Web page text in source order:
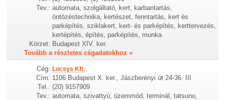
Tev.: automata, szolgáltató, kert, karbantartás,
öntözéstechnika, kertészet, fenntartás, kert és
parképítés, sziklakert, kert- és parképítés, kerttervezés,
kertépítés, építés, parképítés, munka
Körzet: Budapest XIV. ker.
Tovább a részletes cégadatokhoz »
Cég: Locsys Kft.
Cím: 1106 Budapest X. ker., Jászberényi út 24-36. III
Tel.: (20) 9157909
Tev.: automata, szivattyú, üzemmód, terminál, tatsuno,